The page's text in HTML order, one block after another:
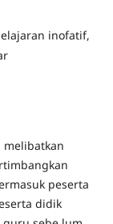
inofatif,
melibatkan
peserta
didik